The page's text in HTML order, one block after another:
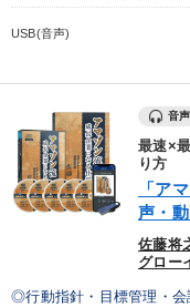
USB(音声)
音
最速×
り方
「ア
声・動
佐藤将
グロー
◎行動指針・目標管理・